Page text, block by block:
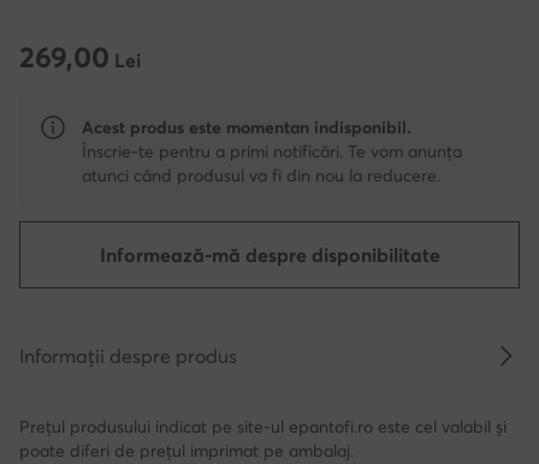
269,00 Lei
269,00 Lei
Acest produs este momentan indisponibil.
Înscrie-te pentru a primi notificări. Te vom anunța
atunci când produsul va fi din nou la reducere.
Informează-mă despre disponibilitate
Informații despre produs
Prețul produsului indicat pe site-ul epantofi.ro este cel valabil și
poate diferi de prețul imprimat pe ambalaj.